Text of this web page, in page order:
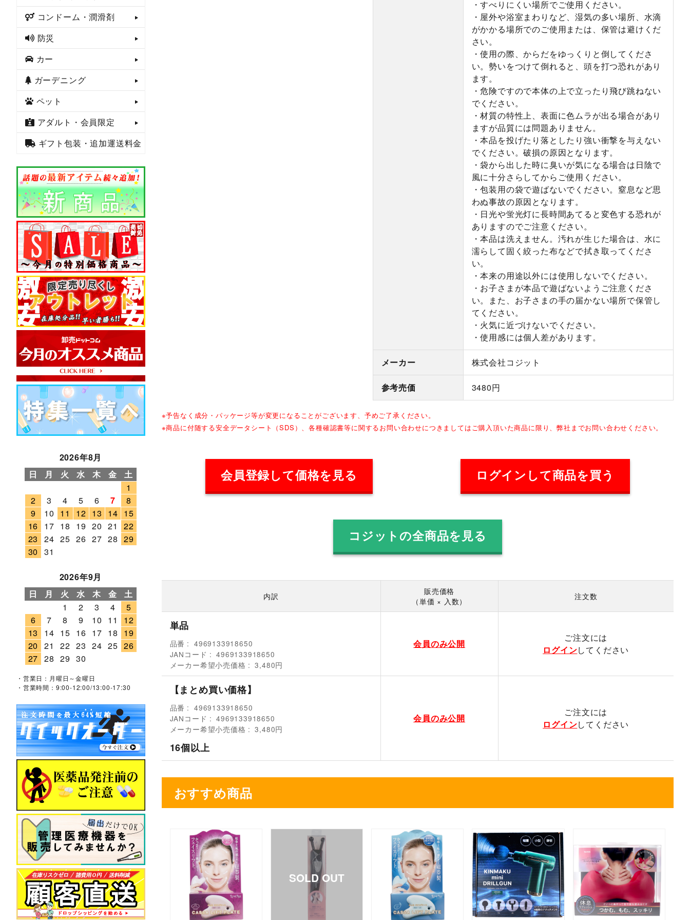
・すべりにくい場所でご使用ください。
・屋外や浴室まわりなど、湿気の多い場所、水滴
がかかる場所でのご使用または、保管は避けくだ
さい。
・使用の際、からだをゆっくりと倒してくださ
い。勢いをつけて倒れると、頭を打つ恐れがあり
ます。
・危険ですので本体の上で立ったり飛び跳ねない
でください。
・材質の特性上、表面に色ムラが出る場合があり
ますが品質には問題ありません。
・本品を投げたり落としたり強い衝撃を与えない
でください。破損の原因となります。
・袋から出した時に臭いが気になる場合は日陰で
風に十分さらしてからご使用ください。
・包装用の袋で遊ばないでください。窒息など思
わぬ事故の原因となります。
・日光や蛍光灯に長時間あてると変色する恐れが
ありますのでご注意ください。
・本品は洗えません。汚れが生じた場合は、水に
濡らして固く絞った布などで拭き取ってくださ
い。
・本来の用途以外には使用しないでください。
・お子さまが本品で遊ばないようご注意くださ
い。また、お子さまの手の届かない場所で保管し
てください。
・火気に近づけないでください。
・使用感には個人差があります。
メーカー 株式会社コジット
参考売価 3480円
※予告なく成分・パッケージ等が変更になることがございます、予めご了承ください。
※商品に付随する安全データシート（SDS）、各種確認書等に関するお問い合わせにつきましてはご購入頂いた商品に限り、弊社までお問い合わせください。
会員登録して価格を見る ログインして商品を買う
コジットの全商品を見る
内訳
販売価格
（単価 × 入数）
注文数
単品
品番
4969133918650
JANコード
4969133918650
メーカー希望小売価格
3,480円
会員のみ公開
ご注文には
ログインしてください
【まとめ買い価格】
品番
4969133918650
JANコード
4969133918650
メーカー希望小売価格
3,480円
16個以上
会員のみ公開
ご注文には
ログインしてください
おすすめ商品
コンドーム・潤滑剤
防災
カー
ガーデニング
ペット
アダルト・会員限定
ギフト包装・追加運送料金
2026年8月
日
月 火 水 木 金
土
1
2
3 4 5 6 7
8
9
10 11 12 13 14 15
16
17 18 19 20 21
22
23
24 25 26 27 28 29
30
31
2026年9月
日
月 火 水 木 金
土
1
2 3 4
5
6
7 8 9 10 11
12
13
14 15 16 17 18
19
20
21 22 23 24 25 26
27 28 29 30
・営業日：月曜日～金曜日
・営業時間：9:00-12:00/13:00-17:30